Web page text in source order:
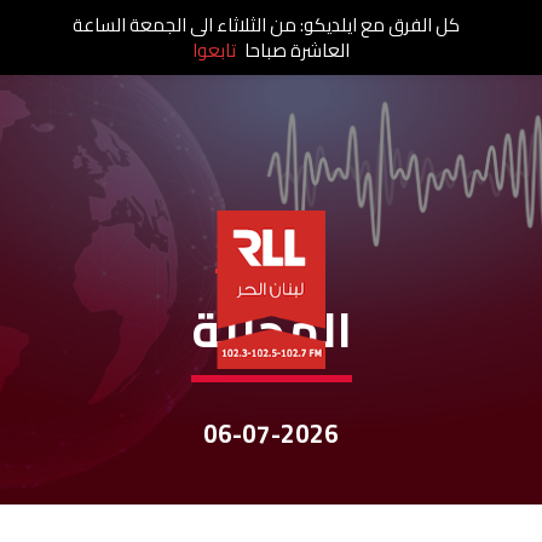
نشرات الأخبار
المحليّة
06-07-2026
كل الفرق مع ايلديكو: من الثلاثاء الى الجمعة الساعة
العاشرة صباحا تابعوا